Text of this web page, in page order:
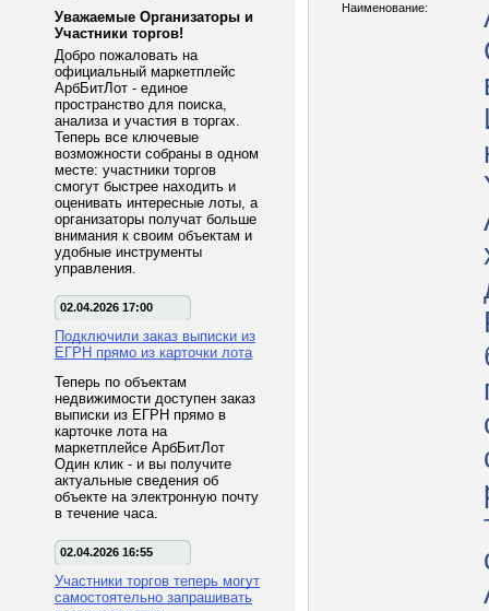
Уважаемые Организаторы и
Участники торгов!
Добро пожаловать на
официальный маркетплейс
АрбБитЛот - единое
пространство для поиска,
анализа и участия в торгах.
Теперь все ключевые
возможности собраны в одном
месте: участники торгов
смогут быстрее находить и
оценивать интересные лоты, а
организаторы получат больше
внимания к своим объектам и
удобные инструменты
управления.
02.04.2026 17:00
Подключили заказ выписки из
ЕГРН прямо из карточки лота
Теперь по объектам
недвижимости доступен заказ
выписки из ЕГРН прямо в
карточке лота на
маркетплейсе АрбБитЛот
Один клик - и вы получите
актуальные сведения об
объекте на электронную почту
в течение часа.
02.04.2026 16:55
Участники торгов теперь могут
самостоятельно запрашивать
Наименование: